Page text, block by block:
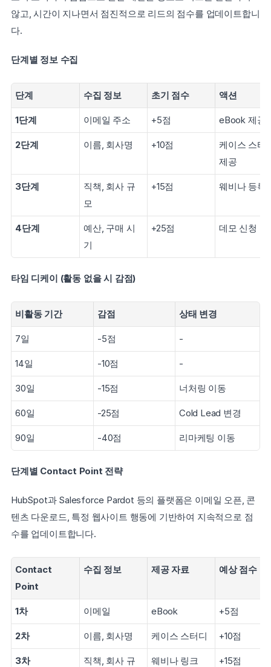
않고, 시간이 지나면서 점진적으로 리드의 점수를 업데이트합니
다.
단계별 정보 수집
단계 수집 정보 초기 점수 액션
1단계 이메일 주소 +5점 eBook 제공
2단계 이름, 회사명 +10점
케이스 스터
제공
3단계
직책, 회사 규
모
+15점 웨비나 등록
4단계
예산, 구매 시
기
+25점 데모 신청
타임 디케이 (활동 없을 시 감점)
비활동 기간 감점 상태 변경
7일 -5점 -
14일 -10점 -
30일 -15점 너처링 이동
60일 -25점 Cold Lead 변경
90일 -40점 리마케팅 이동
단계별 Contact Point 전략
HubSpot과 Salesforce Pardot 등의 플랫폼은 이메일 오픈, 콘
텐츠 다운로드, 특정 웹사이트 행동에 기반하여 지속적으로 점
수를 업데이트합니다.
Contact
Point
수집 정보 제공 자료 예상 점수 증
1차 이메일 eBook +5점
2차 이름, 회사명 케이스 스터디 +10점
3차
직책, 회사 규
웨비나 링크 +15점